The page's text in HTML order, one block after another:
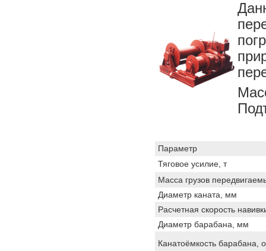
Параметр
Тяговое усилие, т
Масса грузов
Диаметр каната, мм
Расчетная скорость
Диаметр барабана, мм
Канатоёмкость барабана,